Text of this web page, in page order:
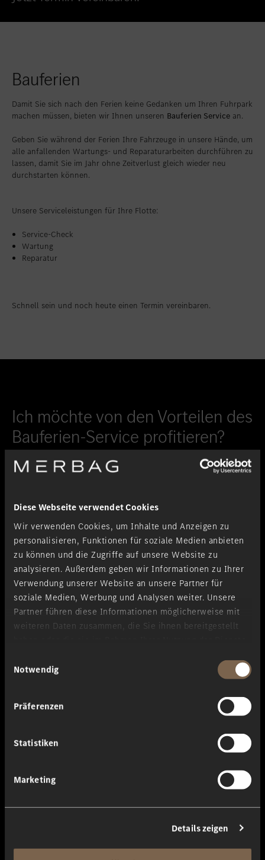
Diese Webseite verwendet Cookies
Wir verwenden Cookies, um Inhalte und Anzeigen zu
personalisieren, Funktionen für soziale Medien anbieten
zu können und die Zugriffe auf unsere Website zu
analysieren. Außerdem geben wir Informationen zu Ihrer
Verwendung unserer Website an unsere Partner für
soziale Medien, Werbung und Analysen weiter. Unsere
Partner führen diese Informationen möglicherweise mit
weiteren Daten zusammen, die Sie ihnen bereitgestellt
Notwendig
Präferenzen
Statistiken
Marketing
Details zeigen
Standort favorisieren
Limburg an der Lahn
Standort favorisieren
Mainz
Standort favorisieren
Standort favorisieren
Merzig
Standort favorisieren
Neuwied
Standort favorisieren
Sinzig
Standort favorisieren
Taunusstein
Standort favorisieren
Trier-Euren
Standort favorisieren
Westerburg
Bauferien
Damit Sie sich nach den Ferien keine Gedanken um Ihren Fuhrpark
machen müssen, bieten wir Ihnen unseren Bauferien Service an.
Geben Sie während der Ferien Ihre Fahrzeuge in unsere Hände, um
alle anfallenden Wartungs- und Reparaturarbeiten durchführen zu
lassen, damit Sie im Jahr ohne Zeitverlust gleich wieder neu
durchstarten können.
Unsere Serviceleistungen für Ihre Flotte:
Service-Check
Wartung
Reparatur
Schnell sein und noch heute einen Termin vereinbaren.
Ich möchte von den Vorteilen des
Bauferien-Service profitieren?
Bitte unterbreiten Sie mir ein Angebot.
Anrede*
Vorname *
Meine Filiale*